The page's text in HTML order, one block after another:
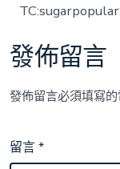
發佈留言
發佈留言必須填寫
留言*